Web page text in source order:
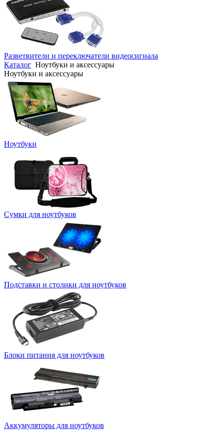
Разветвители и переключатели видеосигнала
Каталог Ноутбуки и аксессуары
Ноутбуки и аксессуары
Ноутбуки
Сумки для ноутбуков
Подставки и столики для ноутбуков
Блоки питания для ноутбуков
Аккумуляторы для ноутбуков